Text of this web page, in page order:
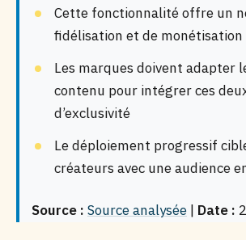
Cette fonctionnalité offre un
fidélisation et de
Les marques doivent adapter
contenu pour intégrer ces
d’exclusivité
Le déploiement progressif
créateurs avec une audience
Source : Source analysée | Date :